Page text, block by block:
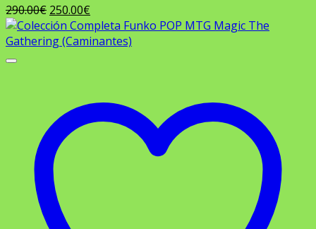
290.00€ El
precio
original
250.00€
precio
actual